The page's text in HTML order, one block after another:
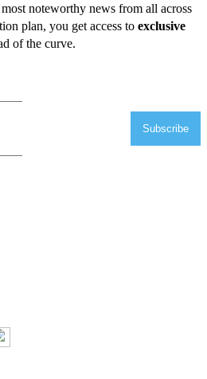
noteworthy news from all across
plan, you get access to exclusive
of the curve.
Subscribe